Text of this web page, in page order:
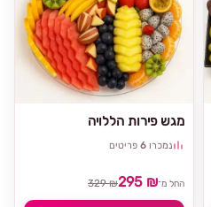
מגש פירות הללויה
נמכרו 6 פריטים
החל מ־295 ₪
329 ₪